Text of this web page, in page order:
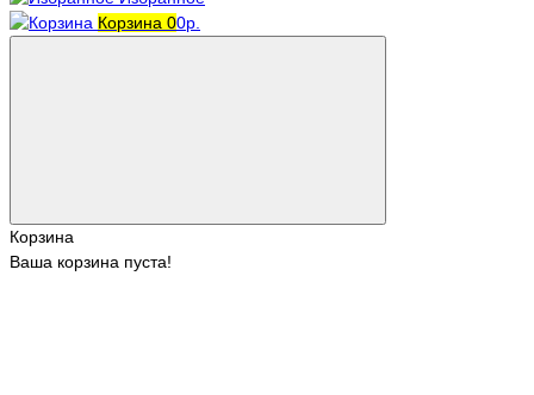
Корзина 00р.
Корзина
Ваша корзина пуста!